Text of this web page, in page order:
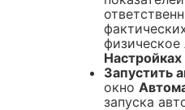
физическое
Запустить
окно
запуска